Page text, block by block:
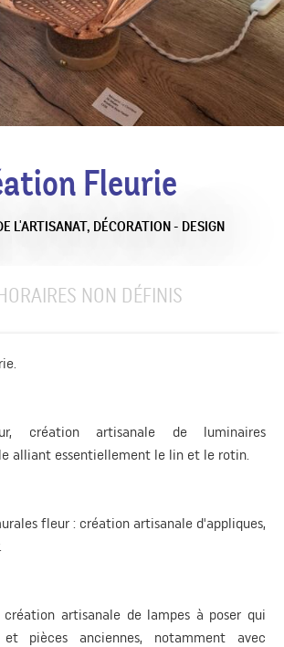
Fleurie
L'ARTISANAT, DÉCORATION - DESIGN
NON DÉFINIS
création artisanale de luminaires
alliant essentiellement le lin et le rotin.
fleur : création artisanale d'appliques,
création artisanale de lampes à poser qui
pièces anciennes, notamment avec